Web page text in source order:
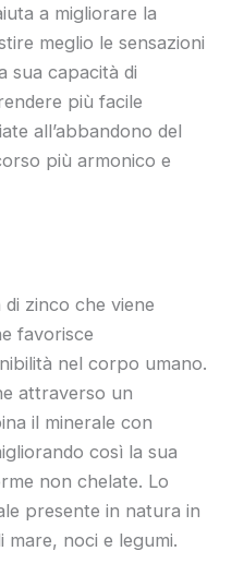
a migliorare la
meglio le sensazioni
sua capacità di
più facile
all’abbandono del
più armonico e
zinco che viene
favorisce
nel corpo umano.
attraverso un
il minerale con
così la sua
non chelate. Lo
presente in natura in
noci e legumi.